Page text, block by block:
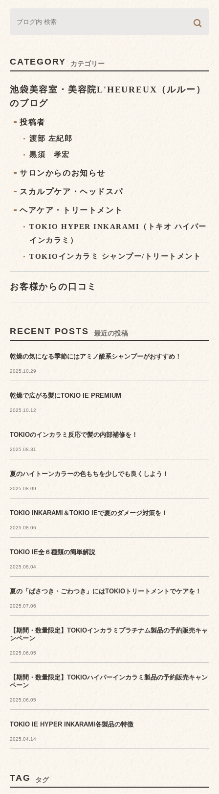
CATEGORY カテゴリー
池袋美容室・美容院L'HEUREUX（ルルー）
のブログ
投稿者
渡部 左紀郎
黒須 孝宏
サロンからのお知らせ
スカルプケア・ヘッドスパ
ヘアケア・トリートメント
TOKIO HYPER INKARAMI（トキオ ハイパー
インカラミ）
TOKIOインカラミ シャンプー/トリートメント
お客様からの口コミ
RECENT POSTS 最近の投稿
乾燥の気になる季節にはアミノ酸系シャンプーがおすすめ！
2025.10.29
乾燥で広がる髪にTOKIO IE PREMIUM
2025.10.12
TOKIOのインカラミ反応で髪の内部補修を！
2025.08.31
夏のハイトーンカラーの色もちを少しでも良くしよう！
2025.08.09
TOKIO INKARAMI＆TOKIO IEで夏のダメージ対策を！
2025.08.06
TOKIO IE全６種類の簡単解説
2025.08.04
夏の「ぱさつき・ごわつき」にはTOKIOトリートメントでケアを！
2025.07.06
【期間・数量限定】TOKIOインカラミプラチナム製品の予約販売キャ
ンペーン
2025.06.05
【期間・数量限定】TOKIOハイパーインカラミ製品の予約販売キャン
ペーン
2025.06.05
TOKIO IE HYPER INKARAMI各製品の特徴
2025.04.14
TAG タグ